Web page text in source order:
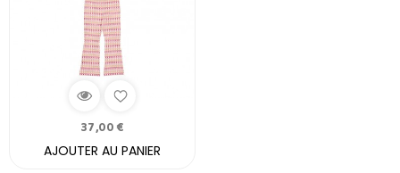
37,00 €
AJOUTER AU PANIER